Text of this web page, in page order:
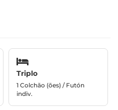
Triplo
1 Colchão (ões) / Futón
indiv.